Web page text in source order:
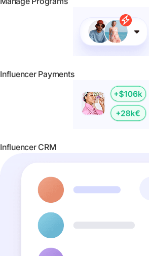
Influencer Payments
Influencer CRM